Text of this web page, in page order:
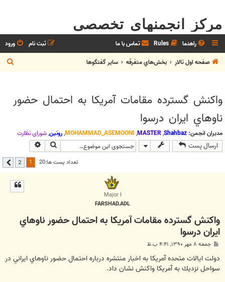
مرکز انجمنهای تخصصی
راهنما Rules تماس با ما ورود
ثبت نام
صفحه اول تالار
بخش‌‌هاي متفرقه ساير گفتگوها
ج
س
واكنش گسترده مقامات آمريكا به احتمال حضور
ناوهاي ايران درسوا
مدیران انجمن: Shahbaz
,
MASTER
,
MOHAMMAD_ASEMOONI
,رونین,شوراي نظارت
ارسال پست جستجو
تعداد پست ها:20 2 بعدی
Major I
FARSHAD.ADL
واكنش گسترده مقامات آمريكا به احتمال حضور ناوهاي
ايران درسوا
پ
ت
جمعه ۸ مهر ۱۳۹۰, ۴:۴۱ ب.ظ
دولت ايالات متحده آمريكا به اخبار منتشره درباره احتمال حضور ناوهاي ايراني در
سواحل نزديك به آمريكا واكنش نشان داد.